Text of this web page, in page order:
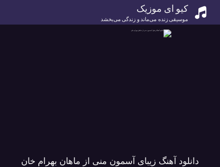
کیو ای موزیک
موسیقی زنده می‌ماند و زندگی می‌بخشد
دانلود آهنگ زیبای آسمون منی از ماهان بهرام خان